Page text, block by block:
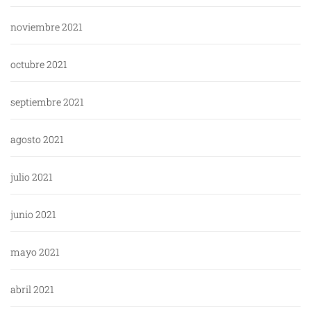
noviembre 2021
octubre 2021
septiembre 2021
agosto 2021
julio 2021
junio 2021
mayo 2021
abril 2021